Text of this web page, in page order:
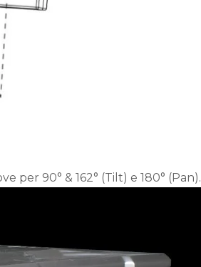
per 90° & 162° (Tilt) e 180° (Pan).